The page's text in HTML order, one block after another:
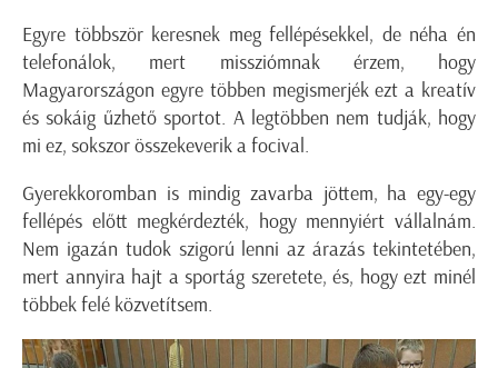
Egyre többször keresnek meg fellépésekkel, de néha én
telefonálok, mert missziómnak érzem, hogy
Magyarországon egyre többen megismerjék ezt a kreatív
és sokáig űzhető sportot. A legtöbben nem tudják, hogy
mi ez, sokszor összekeverik a focival.
Gyerekkoromban is mindig zavarba jöttem, ha egy-egy
fellépés előtt megkérdezték, hogy mennyiért vállalnám.
Nem igazán tudok szigorú lenni az árazás tekintetében,
mert annyira hajt a sportág szeretete, és, hogy ezt minél
többek felé közvetítsem.